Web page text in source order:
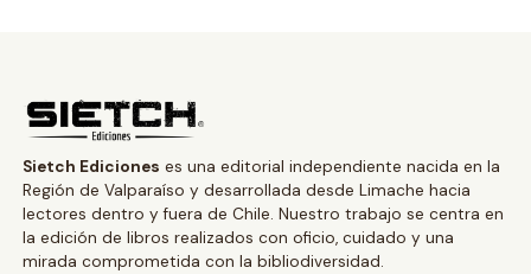
Sietch Ediciones es una editorial independiente nacida en la
Región de Valparaíso y desarrollada desde Limache hacia
lectores dentro y fuera de Chile. Nuestro trabajo se centra en
la edición de libros realizados con oficio, cuidado y una
mirada comprometida con la bibliodiversidad.